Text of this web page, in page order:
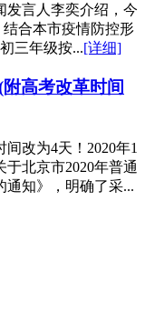
发言人李奕介绍，今
合本市疫情防控形
三年级按...[详细]
高考改革时间
改为4天！2020年1
北京市2020年普通
通知》，明确了采...